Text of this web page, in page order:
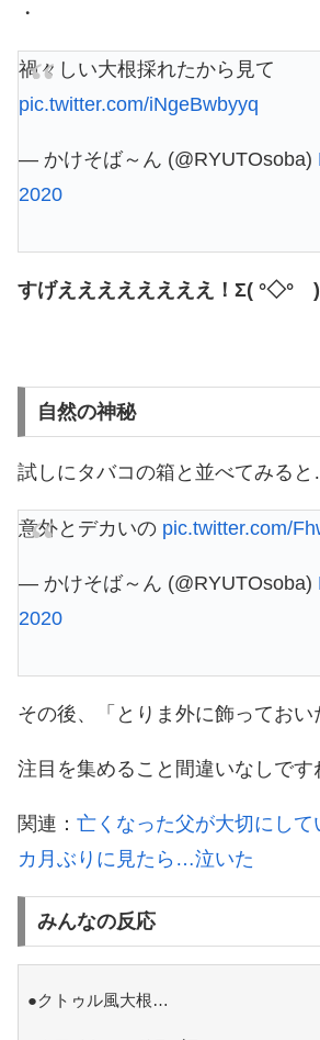
・
禍々しい大根採れたから見て
pic.twitter.com/iNgeBwbyyq
— かけそば～ん (@RYUTOsoba)
2020
すげええええええええ！Σ( °◇° )
自然の神秘
試しにタバコの箱と並べてみる
意外とデカいの pic.twitter.com/
— かけそば～ん (@RYUTOsoba)
2020
その後、「とりま外に飾ってお
注目を集めること間違いなしです
関連： 亡くなった父が大切にし
カ月ぶりに見たら…泣いた
みんなの反応
●クトゥル風大根…